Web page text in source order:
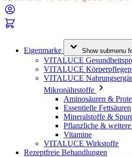
Eigenmarke Show submenu
VITALUCE
VITALUCE
VITALUCE
Mikronährstoffe
Aminosäuren &
Essentielle Fettsäuren
Mineralstoffe &
Pflanzliche &
Vitamine
VITALUCE Wirkstoffe
Rezeptfreie Behandlungen